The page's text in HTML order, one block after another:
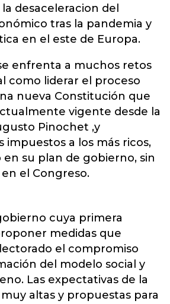
desaceleracion del
tras la pandemia y
en el este de Europa.
enfrenta a muchos retos
como liderar el proceso
nueva Constitución que
vigente desde la
Pinochet ,y
impuestos a los más ricos,
su plan de gobierno, sin
el Congreso.
cuya primera
medidas que
el compromiso
del modelo social y
Las expectativas de la
altas y propuestas para